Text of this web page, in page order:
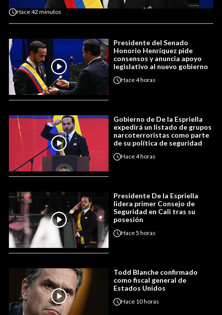
Hace42 minutos
Presidente del Senado
Honorio Henríquez pide
consensos y anuncia apoyo
legislativo al nuevo gobierno
Hace4 horas
Gobierno de De la Espriella
expedirá un listado de grupos
narcoterroristas como parte
de su política de seguridad
Hace4 horas
Presidente De la Espriella
lidera primer Consejo de
Seguridad en Cali tras su
posesión
Hace5 horas
Todd Blanche confirmado
como fiscal general de
Estados Unidos
Hace 10 horas